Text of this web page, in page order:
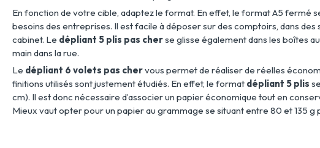
En fonction de votre cible, adaptez le format. En effet, le format A5 fermé
besoins des entreprises. Il est facile à déposer sur des comptoirs, dans des
cabinet. Le dépliant 5 plis pas cherse glisse également dans les boîtes
main dans la rue.
Le dépliant 6 volets pas chervous permet de réaliser de réelles
finitions utilisés sont justement étudiés. En effet, le format dépliant 5 plis
cm). Il est donc nécessaire d’associer un papier économique tout en
Mieux vaut opter pour un papier au grammage se situant entre 80 et 135 g